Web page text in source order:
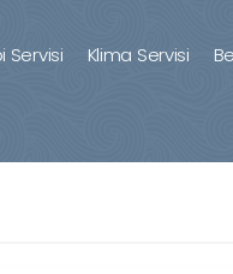
Servisi Klima Servisi